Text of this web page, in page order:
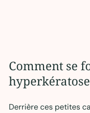
Comment se
Derrière ces petites